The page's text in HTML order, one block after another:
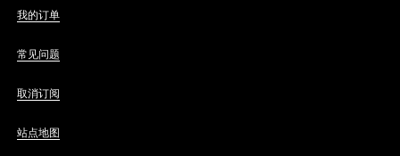
我的订单
常见问题
取消订阅
站点地图